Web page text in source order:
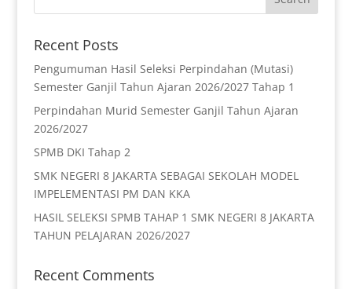
Recent Posts
Pengumuman Hasil Seleksi Perpindahan (Mutasi)
Semester Ganjil Tahun Ajaran 2026/2027 Tahap 1
Perpindahan Murid Semester Ganjil Tahun Ajaran
2026/2027
SPMB DKI Tahap 2
SMK NEGERI 8 JAKARTA SEBAGAI SEKOLAH MODEL
IMPELEMENTASI PM DAN KKA
HASIL SELEKSI SPMB TAHAP 1 SMK NEGERI 8 JAKARTA
TAHUN PELAJARAN 2026/2027
Recent Comments